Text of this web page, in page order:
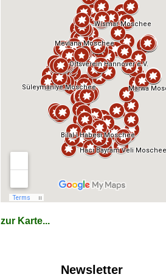
zur Karte...
Newsletter